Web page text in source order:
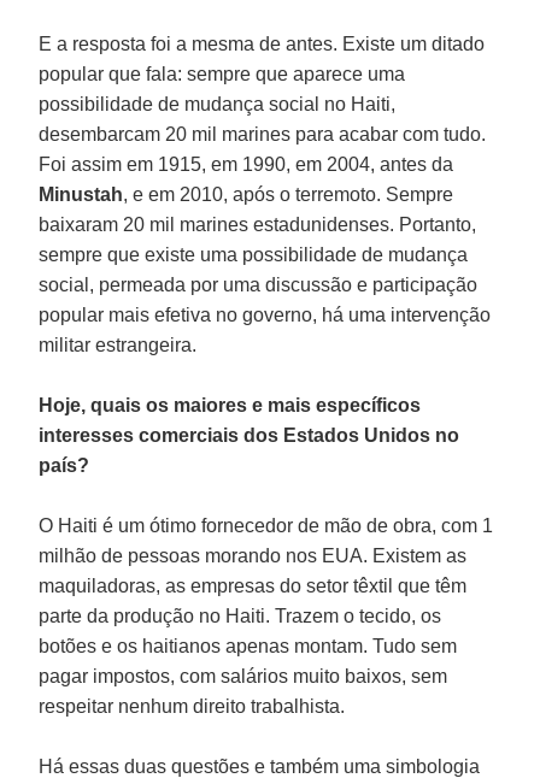
E a resposta foi a mesma de antes. Existe um ditado
popular que fala: sempre que aparece uma
possibilidade de mudança social no Haiti,
desembarcam 20 mil marines para acabar com tudo.
Foi assim em 1915, em 1990, em 2004, antes da
Minustah, e em 2010, após o terremoto. Sempre
baixaram 20 mil marines estadunidenses. Portanto,
sempre que existe uma possibilidade de mudança
social, permeada por uma discussão e participação
popular mais efetiva no governo, há uma intervenção
militar estrangeira.
Hoje, quais os maiores e mais específicos
interesses comerciais dos Estados Unidos no
país?
O Haiti é um ótimo fornecedor de mão de obra, com 1
milhão de pessoas morando nos EUA. Existem as
maquiladoras, as empresas do setor têxtil que têm
parte da produção no Haiti. Trazem o tecido, os
botões e os haitianos apenas montam. Tudo sem
pagar impostos, com salários muito baixos, sem
respeitar nenhum direito trabalhista.
Há essas duas questões e também uma simbologia